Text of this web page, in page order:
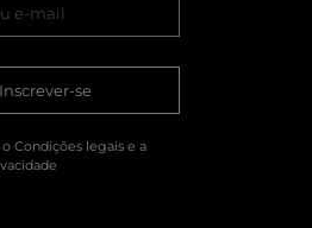
Inscrever-se
o Condições legais e a